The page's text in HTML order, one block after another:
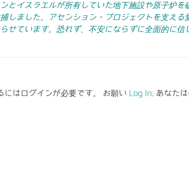
とイスラエルが所有していた地下施設や原子炉を
しました。
アセンション・プロジェクトを支える
せています。 恐れず、不安にならずに全面的に信
にはログインが必要です。 お願い Log In . あなた